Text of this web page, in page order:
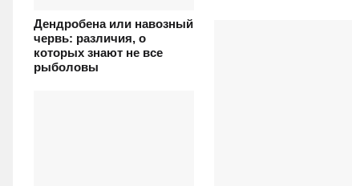
Дендробена или навозный
червь: различия, о
которых знают не все
рыболовы